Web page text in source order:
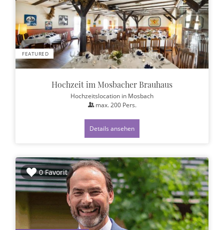
FEATURED
Hochzeit im Mosbacher Brauhaus
Hochzeitslocation in Mosbach
max. 200Pers.
Details ansehen
0 Favorit